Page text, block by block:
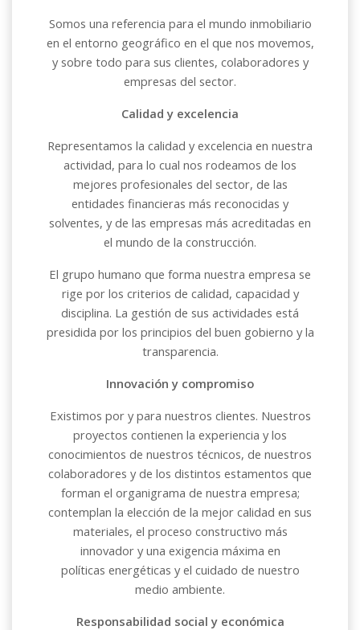
Somos una referencia para el mundo inmobiliario
en el entorno geográfico en el que nos movemos,
y sobre todo para sus clientes, colaboradores y
empresas del sector.
Calidad y excelencia
Representamos la calidad y excelencia en nuestra
actividad, para lo cual nos rodeamos de los
mejores profesionales del sector, de las
entidades financieras más reconocidas y
solventes, y de las empresas más acreditadas en
el mundo de la construcción.
El grupo humano que forma nuestra empresa se
rige por los criterios de calidad, capacidad y
disciplina. La gestión de sus actividades está
presidida por los principios del buen gobierno y la
transparencia.
Innovación y compromiso
Existimos por y para nuestros clientes. Nuestros
proyectos contienen la experiencia y los
conocimientos de nuestros técnicos, de nuestros
colaboradores y de los distintos estamentos que
forman el organigrama de nuestra empresa;
contemplan la elección de la mejor calidad en sus
materiales, el proceso constructivo más
innovador y una exigencia máxima en
políticas energéticas y el cuidado de nuestro
medio ambiente.
Responsabilidad social y económica